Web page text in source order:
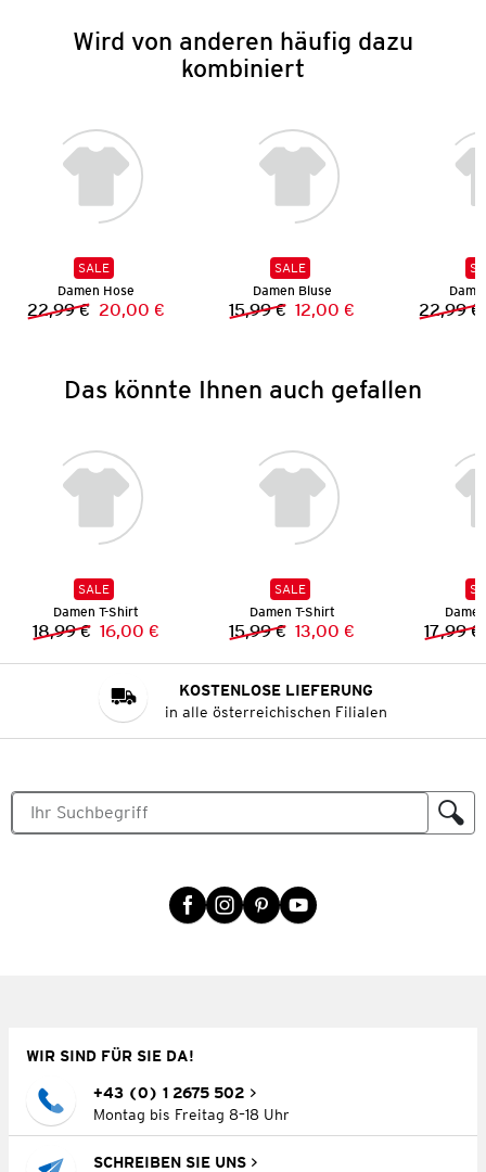
Wird von anderen häufig dazu
kombiniert
SALE
Damen Hose
Vorheriger Preis:
22,99 € Neuer Preis:
20,00 €
SALE
Damen Bluse
Vorheriger Preis:
15,99 € Neuer Preis:
12,00 € 22,99 €
Das könnte Ihnen auch gefallen
SALE
Damen T-Shirt
Vorheriger Preis:
18,99 € Neuer Preis:
16,00 €
SALE
Damen T-Shirt
Vorheriger Preis:
15,99 € Neuer Preis:
13,00 € 17,99 €
KOSTENLOSE LIEFERUNG
in alle österreichischen Filialen
WIR SIND FÜR SIE DA!
+43 (0) 1 2675 502
Montag bis Freitag 8–18 Uhr
SCHREIBEN SIE UNS